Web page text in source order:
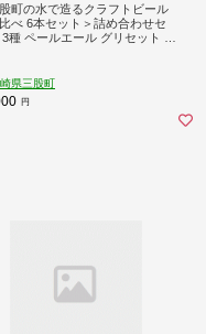
町の水で造るクラフトビール
べ 6本セット＞詰め合わせセ
3種 ペールエール グリセット ダ
取り寄せ 地ビール【MI745-w
ワイルドビアードブルーイング
社】
県三股町
円